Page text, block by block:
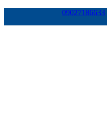
09027186633